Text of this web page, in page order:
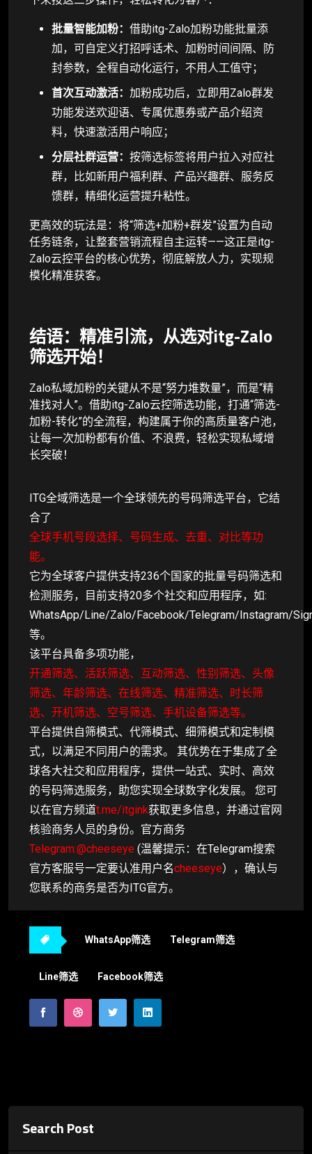
批量智能加粉： 借助itg-Zalo加粉功能批量添
加，可自定义打招呼话术、加粉时间间隔、防
封参数，全程自动化运行，不用人工值守；
首次互动激活： 加粉成功后，立即用Zalo群发
功能发送欢迎语、专属优惠券或产品介绍资
料，快速激活用户响应；
分层社群运营： 按筛选标签将用户拉入对应社
群，比如新用户福利群、产品兴趣群、服务反
馈群，精细化运营提升粘性。
更高效的玩法是：将“筛选+加粉+群发”设置为自动
任务链条，让整套营销流程自主运转——这正是itg-
Zalo云控平台的核心优势，彻底解放人力，实现规
模化精准获客。
结语：精准引流，从选对itg-Zalo
筛选开始！
Zalo私域加粉的关键从不是“努力堆数量”，而是“精
准找对人”。借助itg-Zalo云控筛选功能，打通“筛选-
加粉-转化”的全流程，构建属于你的高质量客户池，
让每一次加粉都有价值、不浪费，轻松实现私域增
长突破！
ITG全域筛选是一个全球领先的号码筛选平台，它结
合了
全球手机号段选择、号码生成、去重、对比等功
能。
它为全球客户提供支持236个国家的批量号码筛选和
检测服务，目前支持20多个社交和应用程序，如:
WhatsApp/Line/Zalo/Facebook/Telegram/Instagram/
等。
该平台具备多项功能，
开通筛选、活跃筛选、互动筛选、性别筛选、头像
筛选、年龄筛选、在线筛选、精准筛选、时长筛
选、开机筛选、空号筛选、手机设备筛选等。
平台提供自筛模式、代筛模式、细筛模式和定制模
式，以满足不同用户的需求。 其优势在于集成了全
球各大社交和应用程序，提供一站式、实时、高效
的号码筛选服务，助您实现全球数字化发展。 您可
以在官方频道t.me/itgink获取更多信息，并通过官网
核验商务人员的身份。官方商务
Telegram:@cheeseye (温馨提示：在Telegram搜索
官方客服号一定要认准用户名cheeseye），确认与
您联系的商务是否为ITG官方。
WhatsApp筛选 Telegram筛选
Line筛选 Facebook筛选
Search Post